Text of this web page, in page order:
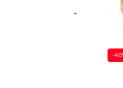
-